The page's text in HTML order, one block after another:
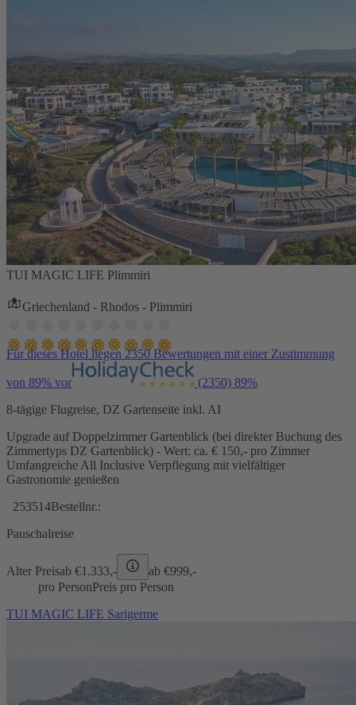
TUI MAGIC LIFE Plimmiri
Griechenland - Rhodos - Plimmiri
Für dieses Hotel liegen 2350 Bewertungen mit einer Zustimmung
von 89% vor (2350) 89%
8-tägige Flugreise, DZ Gartenseite inkl. AI
Upgrade auf Doppelzimmer Gartenblick (bei direkter Buchung des
Zimmertyps DZ Gartenblick) - Wert: ca. € 150,- pro Zimmer
Umfangreiche All Inclusive Verpflegung mit vielfältiger
Gastronomie genießen
253514Bestellnr.:
Pauschalreise
Alter Preisab €1.333,- ab €999,-
pro PersonPreis pro Person
TUI MAGIC LIFE Sarigerme